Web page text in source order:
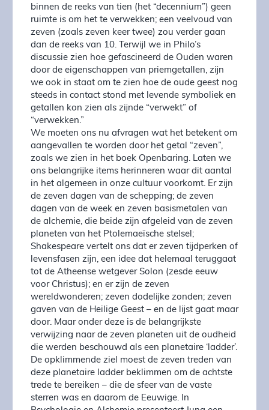
binnen de reeks van tien (het “decennium”) geen
ruimte is om het te verwekken; een veelvoud van
zeven (zoals zeven keer twee) zou verder gaan
dan de reeks van 10. Terwijl we in Philo’s
discussie zien hoe gefascineerd de Ouden waren
door de eigenschappen van priemgetallen, zijn
we ook in staat om te zien hoe de oude geest nog
steeds in contact stond met levende symboliek en
getallen kon zien als zijnde “verwekt” of
“verwekken.”
We moeten ons nu afvragen wat het betekent om
aangevallen te worden door het getal “zeven”,
zoals we zien in het boek Openbaring. Laten we
ons belangrijke items herinneren waar dit aantal
in het algemeen in onze cultuur voorkomt. Er zijn
de zeven dagen van de schepping; de zeven
dagen van de week en zeven basismetalen van
de alchemie, die beide zijn afgeleid van de zeven
planeten van het Ptolemaeïsche stelsel;
Shakespeare vertelt ons dat er zeven tijdperken of
levensfasen zijn, een idee dat helemaal teruggaat
tot de Atheense wetgever Solon (zesde eeuw
voor Christus); en er zijn de zeven
wereldwonderen; zeven dodelijke zonden; zeven
gaven van de Heilige Geest – en de lijst gaat maar
door. Maar onder deze is de belangrijkste
verwijzing naar de zeven planeten uit de oudheid
die werden beschouwd als een planetaire ‘ladder’.
De opklimmende ziel moest de zeven treden van
deze planetaire ladder beklimmen om de achtste
trede te bereiken – die de sfeer van de vaste
sterren was en daarom de Eeuwige. In